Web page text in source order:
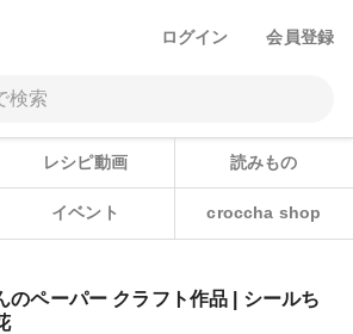
ログイン 会員登録
レシピ動画 読みもの
イベント croccha shop
のペーパー クラフト作品 | シールち